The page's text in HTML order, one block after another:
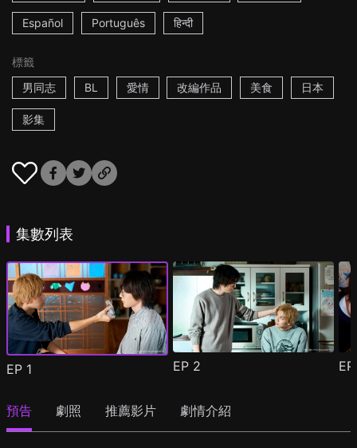
Español Português हिन्दी
標籤
男同志
BL 愛情 改編作品 美食 日本
影集
集數列表
EP 1 EP 2
預告 劇照 推薦影片 劇情介紹